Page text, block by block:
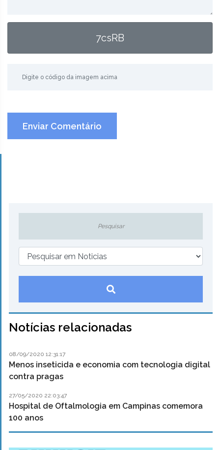
7csRB
Enviar Comentário
Notícias relacionadas
08/09/2020 12:31:17
Menos inseticida e economia com tecnologia digital
contra pragas
27/05/2020 22:03:47
Hospital de Oftalmologia em Campinas comemora
100 anos